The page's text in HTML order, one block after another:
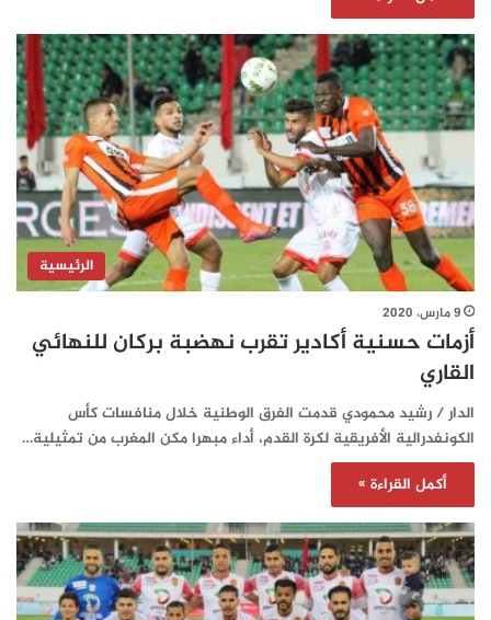
الرئيسية
9 مارس، 2020
أزمات حسنية أكادير تقرب نهضبة بركان للنهائي
القاري
الدار / رشيد محمودي قدمت الفرق الوطنية خلال منافسات كأس
الكونفدرالية الأفريقية لكرة القدم، أداء مبهرا مكن المغرب من تمثيلية…
أكمل القراءة »